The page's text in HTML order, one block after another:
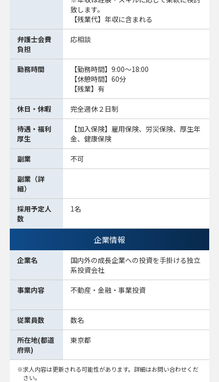
致します。
【残業代】年収に含まれる
弁護士会費
負担
応相談
勤務時間
【勤務時間】9:00～18:00
【休憩時間】60分
【残業】有
休日・休暇 完全週休２日制
待遇・福利
厚生
【加入保険】雇用保険、労災保険、厚生年
金、健康保険
副業 不可
副業（詳
細）
採用予定人
数
1名
企業情報
企業名
国内外の成長企業への投資を手掛ける独立
系投資会社
事業内容 不動産・金融・事業投資
従業員数 数名
所在地(都道
府県)
東京都
求人内容は更新される可能性があります。詳細はお問い合わせくだ
さい。